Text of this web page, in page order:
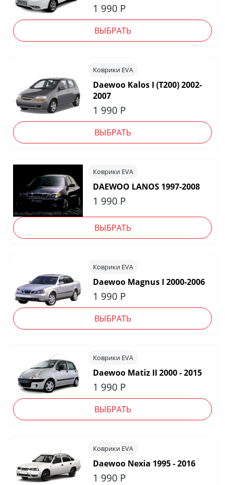
1 990 Р
ВЫБРАТЬ
Коврики EVA
Daewoo Kalos I (T200) 2002-
2007
1 990 Р
ВЫБРАТЬ
Коврики EVA
DAEWOO LANOS 1997-2008
1 990 Р
ВЫБРАТЬ
Коврики EVA
Daewoo Magnus I 2000-2006
1 990 Р
ВЫБРАТЬ
Коврики EVA
Daewoo Matiz II 2000 - 2015
1 990 Р
ВЫБРАТЬ
Коврики EVA
Daewoo Nexia 1995 - 2016
1 990 Р